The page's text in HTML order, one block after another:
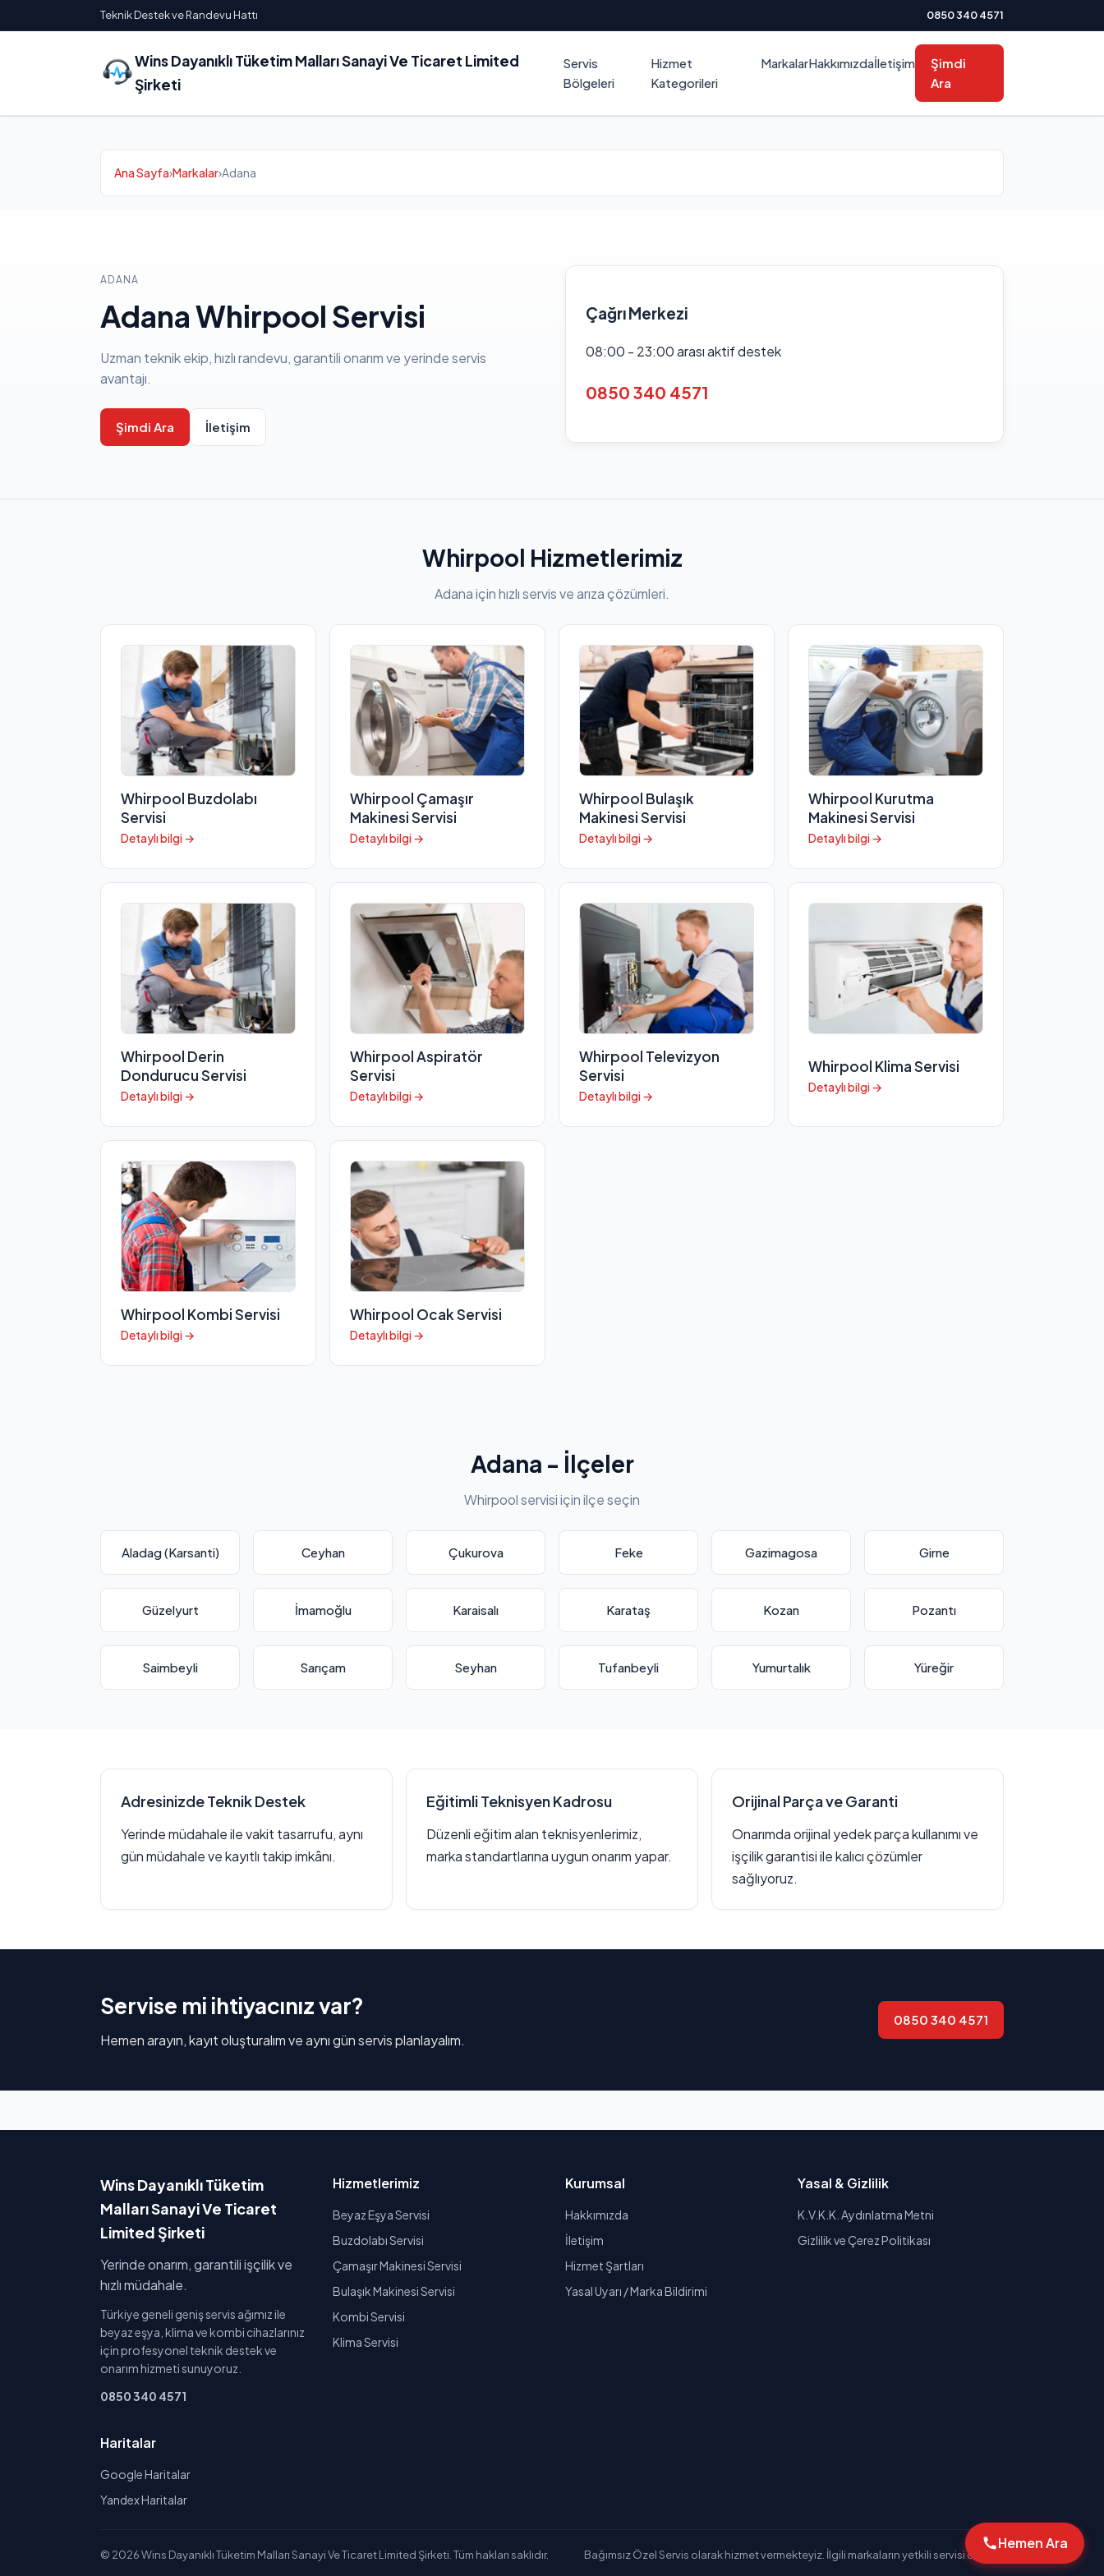
Teknik Destek ve Randevu Hattı 0850 340 4571
Wins Dayanıklı Tüketim Malları Sanayi Ve Ticaret Limited
Şirketi
Servis
Bölgeleri
Hizmet
Kategorileri
MarkalarHakkımızdaİletişim
Şimdi
Ara
Ana Sayfa›Markalar›Adana
ADANA
Adana Whirpool Servisi
Uzman teknik ekip, hızlı randevu, garantili onarım ve yerinde servis
avantajı.
Şimdi Ara İletişim
Çağrı Merkezi
08:00 - 23:00 arası aktif destek
0850 340 4571
Whirpool Hizmetlerimiz
Adana için hızlı servis ve arıza çözümleri.
Whirpool Buzdolabı
Servisi
Detaylı bilgi →
Whirpool Çamaşır
Makinesi Servisi
Detaylı bilgi →
Whirpool Bulaşık
Makinesi Servisi
Detaylı bilgi →
Whirpool Kurutma
Makinesi Servisi
Detaylı bilgi →
Whirpool Derin
Dondurucu Servisi
Detaylı bilgi →
Whirpool Aspiratör
Servisi
Detaylı bilgi →
Whirpool Televizyon
Servisi
Detaylı bilgi →
Whirpool Klima Servisi
Detaylı bilgi →
Whirpool Kombi Servisi
Detaylı bilgi →
Whirpool Ocak Servisi
Detaylı bilgi →
Adana - İlçeler
Whirpool servisi için ilçe seçin
Aladag (Karsanti) Ceyhan Çukurova Feke Gazimagosa Girne
Güzelyurt İmamoğlu Karaisalı Karataş Kozan Pozantı
Saimbeyli Sarıçam Seyhan Tufanbeyli Yumurtalık Yüreğir
Adresinizde Teknik Destek
Yerinde müdahale ile vakit tasarrufu, aynı
gün müdahale ve kayıtlı takip imkânı.
Eğitimli Teknisyen Kadrosu
Düzenli eğitim alan teknisyenlerimiz,
marka standartlarına uygun onarım yapar.
Orijinal Parça ve Garanti
Onarımda orijinal yedek parça kullanımı ve
işçilik garantisi ile kalıcı çözümler
sağlıyoruz.
Servise mi ihtiyacınız var?
Hemen arayın, kayıt oluşturalım ve aynı gün servis planlayalım.
0850 340 4571
Wins Dayanıklı Tüketim
Malları Sanayi Ve Ticaret
Limited Şirketi
Yerinde onarım, garantili işçilik ve
hızlı müdahale.
Türkiye geneli geniş servis ağımız ile
beyaz eşya, klima ve kombi cihazlarınız
için profesyonel teknik destek ve
onarım hizmeti sunuyoruz.
0850 340 4571
Hizmetlerimiz
Beyaz Eşya Servisi
Buzdolabı Servisi
Çamaşır Makinesi Servisi
Bulaşık Makinesi Servisi
Kombi Servisi
Klima Servisi
Kurumsal
Hakkımızda
İletişim
Hizmet Şartları
Yasal Uyarı / Marka Bildirimi
Yasal & Gizlilik
K.V.K.K. Aydınlatma Metni
Gizlilik ve Çerez Politikası
Haritalar
Google Haritalar
Yandex Haritalar
© 2026 Wins Dayanıklı Tüketim Malları Sanayi Ve Ticaret Limited Şirketi. Tüm hakları saklıdır. Bağımsız Özel Servis olarak hizmet vermekteyiz. İlgili markaların yetkili servisi değiliz.
Hemen Ara